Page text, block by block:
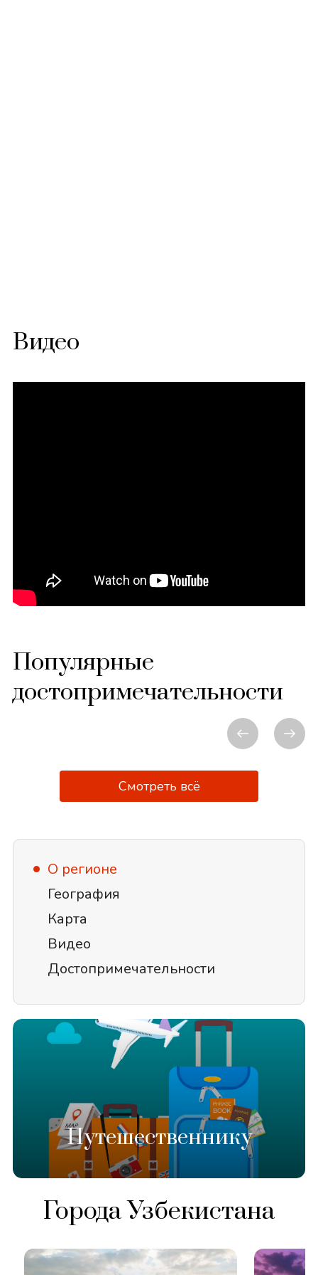
Видео
Популярные
достопримечательности
Смотреть всё
О регионе
География
Карта
Видео
Достопримечательности
Путешественнику
Города Узбекистана